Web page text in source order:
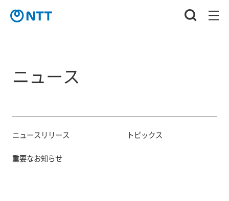
ニュース
ニュースリリース トピックス
重要なお知らせ